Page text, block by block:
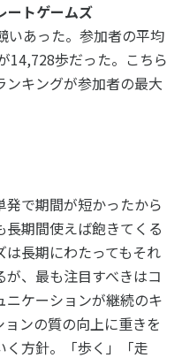
ートゲームズ
いあった。参加者の平均
14,728歩だった。こちら
キングが参加者の最大
で期間が短かったから
期間使えば飽きてくる
長期にわたってもそれ
、最も注目すべきはコ
ニケーションが継続のキ
ンの質の向上に重きを
く方針。「歩く」「走